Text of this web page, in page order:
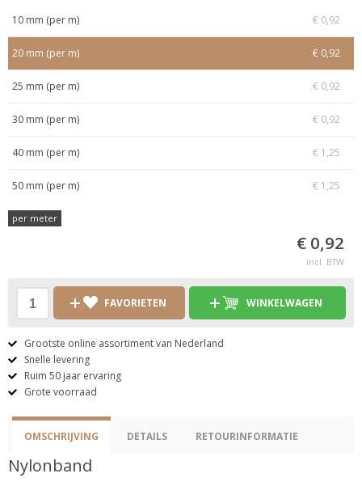
10 mm (per m) € 0,92
20 mm (per m) € 0,92
25 mm (per m) € 0,92
30 mm (per m) € 0,92
40 mm (per m) € 1,25
50 mm (per m) € 1,25
per meter
€ 0,92
incl. BTW
FAVORIETEN WINKELWAGEN
Grootste online assortiment van Nederland
Snelle levering
Ruim 50 jaar ervaring
Grote voorraad
OMSCHRIJVING DETAILS RETOURINFORMATIE
Nylonband